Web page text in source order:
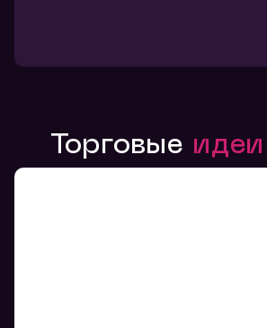
Торговые идеи